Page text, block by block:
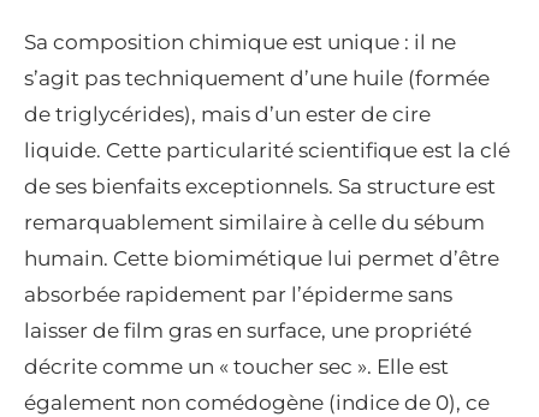
Sa composition chimique est unique : il ne
s’agit pas techniquement d’une huile (formée
de triglycérides), mais d’un ester de cire
liquide. Cette particularité scientifique est la clé
de ses bienfaits exceptionnels. Sa structure est
remarquablement similaire à celle du sébum
humain. Cette biomimétique lui permet d’être
absorbée rapidement par l’épiderme sans
laisser de film gras en surface, une propriété
décrite comme un « toucher sec ». Elle est
également non comédogène (indice de 0), ce